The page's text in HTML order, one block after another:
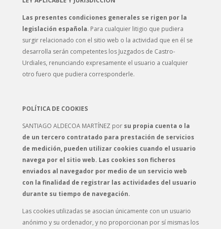
Las presentes condiciones generales se rigen por la
legislación española. Para cualquier litigio que pudiera
surgir relacionado con el sitio web o la actividad que en él se
desarrolla serán competentes los Juzgados de Castro-
Urdiales, renunciando expresamente el usuario a cualquier
otro fuero que pudiera corresponderle.
POLÍTICA DE COOKIES
SANTIAGO ALDECOA MARTÍNEZ por su propia cuenta o la
de un tercero contratado para prestación de servicios
de medición, pueden utilizar cookies cuando el usuario
navega por el sitio web. Las cookies son ficheros
enviados al navegador por medio de un servicio web
con la finalidad de registrar las actividades del usuario
durante su tiempo de navegación.
Las cookies utilizadas se asocian únicamente con un usuario
anónimo y su ordenador, y no proporcionan por sí mismas los